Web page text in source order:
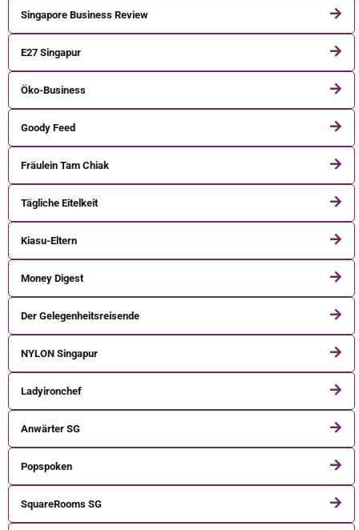
Singapore Business Review
E27 Singapur
Öko-Business
Goody Feed
Fräulein Tam Chiak
Tägliche Eitelkeit
Kiasu-Eltern
Money Digest
Der Gelegenheitsreisende
NYLON Singapur
Ladyironchef
Anwärter SG
Popspoken
SquareRooms SG